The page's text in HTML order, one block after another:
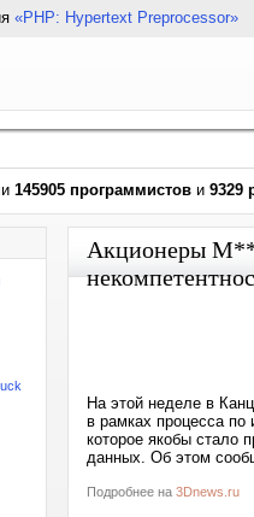
«PHP: Hypertext Preprocessor»
145905 программистов и 9329
Акционеры
На этой неделе в
в рамках процесса по
которое якобы стало
данных. Об этом
Подробнее на 3Dnews.ru